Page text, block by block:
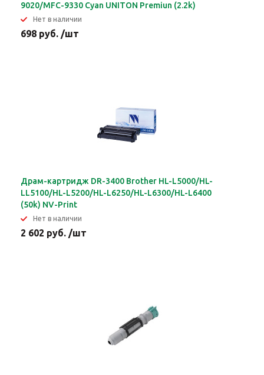
9020/MFC-9330 Cyan UNITON Premiun (2.2k)
Нет в наличии
698 руб. /шт
Драм-картридж DR-3400 Brother HL-L5000/HL-
LL5100/HL-L5200/HL-L6250/HL-L6300/HL-L6400
(50k) NV-Print
Нет в наличии
2 602 руб. /шт